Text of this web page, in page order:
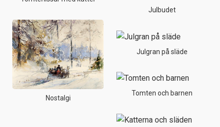
Nostalgi
Julbudet
Julgran på släde
Tomten och barnen